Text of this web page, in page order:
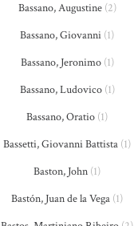
Bassano, Augustine(2)
Bassano, Giovanni (1)
Bassano, Jeronimo(1)
Bassano, Ludovico(1)
Bassano, Oratio (1)
Bassetti, Giovanni Battista (1)
Baston, John (1)
Bastón, Juan de la Vega (1)